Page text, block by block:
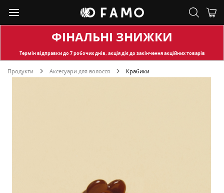
ФІНАЛЬНІ ЗНИЖКИ
Термін відправкидо 7 робочих днів, акція діє до закінчення акційних товарів
Продукти Аксесуари для волосся Крабики